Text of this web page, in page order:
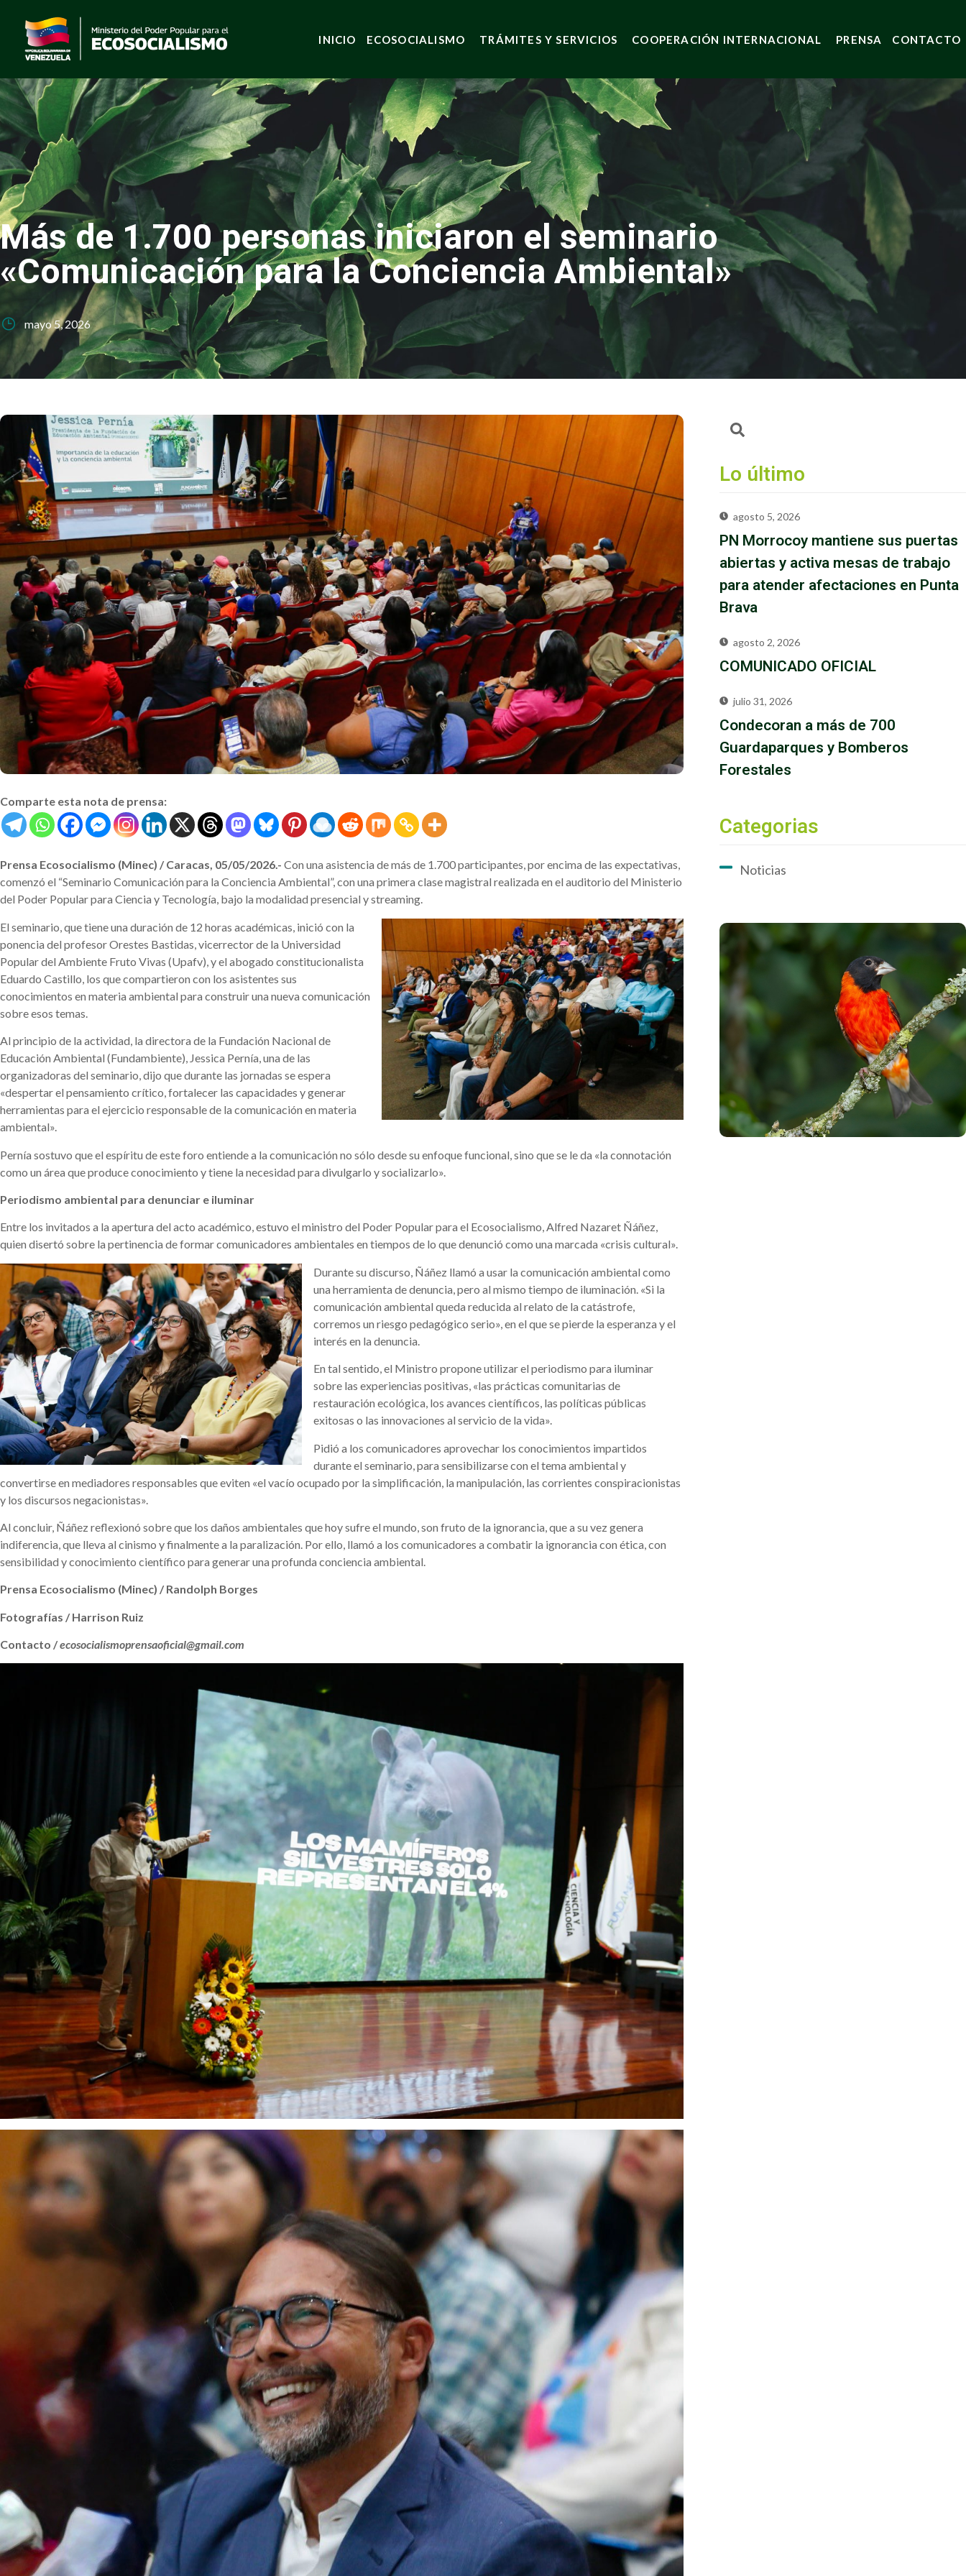
INICIO ECOSOCIALISMO TRÁMITES Y SERVICIOS COOPERACIÓN INTERNACIONAL PRENSA CONTACTO
Más de 1.700 personas iniciaron el seminario
«Comunicación para la Conciencia Ambiental»
mayo 5, 2026
Comparte esta nota de prensa:
Prensa Ecosocialismo (Minec) / Caracas, 05/05/2026.- Con una asistencia de más de 1.700 participantes, por encima de las expectativas,
comenzó el “Seminario Comunicación para la Conciencia Ambiental”, con una primera clase magistral realizada en el auditorio del Ministerio
del Poder Popular para Ciencia y Tecnología, bajo la modalidad presencial y streaming.
El seminario, que tiene una duración de 12 horas académicas, inició con la
ponencia del profesor Orestes Bastidas, vicerrector de la Universidad
Popular del Ambiente Fruto Vivas (Upafv), y el abogado constitucionalista
Eduardo Castillo, los que compartieron con los asistentes sus
conocimientos en materia ambiental para construir una nueva comunicación
sobre esos temas.
Al principio de la actividad, la directora de la Fundación Nacional de
Educación Ambiental (Fundambiente), Jessica Pernía, una de las
organizadoras del seminario, dijo que durante las jornadas se espera
«despertar el pensamiento crítico, fortalecer las capacidades y generar
herramientas para el ejercicio responsable de la comunicación en materia
ambiental».
Pernía sostuvo que el espíritu de este foro entiende a la comunicación no sólo desde su enfoque funcional, sino que se le da «la connotación
como un área que produce conocimiento y tiene la necesidad para divulgarlo y socializarlo».
Periodismo ambiental para denunciar e iluminar
Entre los invitados a la apertura del acto académico, estuvo el ministro del Poder Popular para el Ecosocialismo, Alfred Nazaret Ñáñez,
quien disertó sobre la pertinencia de formar comunicadores ambientales en tiempos de lo que denunció como una marcada «crisis cultural».
Durante su discurso, Ñáñez llamó a usar la comunicación ambiental como
una herramienta de denuncia, pero al mismo tiempo de iluminación. «Si la
comunicación ambiental queda reducida al relato de la catástrofe,
corremos un riesgo pedagógico serio», en el que se pierde la esperanza y el
interés en la denuncia.
En tal sentido, el Ministro propone utilizar el periodismo para iluminar
sobre las experiencias positivas, «las prácticas comunitarias de
restauración ecológica, los avances científicos, las políticas públicas
exitosas o las innovaciones al servicio de la vida».
Pidió a los comunicadores aprovechar los conocimientos impartidos
durante el seminario, para sensibilizarse con el tema ambiental y
convertirse en mediadores responsables que eviten «el vacío ocupado por la simplificación, la manipulación, las corrientes conspiracionistas
y los discursos negacionistas».
Al concluir, Ñáñez reflexionó sobre que los daños ambientales que hoy sufre el mundo, son fruto de la ignorancia, que a su vez genera
indiferencia, que lleva al cinismo y finalmente a la paralización. Por ello, llamó a los comunicadores a combatir la ignorancia con ética, con
sensibilidad y conocimiento científico para generar una profunda conciencia ambiental.
Prensa Ecosocialismo (Minec) / Randolph Borges
Fotografías / Harrison Ruiz
Contacto /ecosocialismoprensaoficial@gmail.com
Lo último
agosto 5, 2026
PN Morrocoy mantiene sus puertas
abiertas y activa mesas de trabajo
para atender afectaciones en Punta
Brava
agosto 2, 2026
COMUNICADO OFICIAL
julio 31, 2026
Condecoran a más de 700
Guardaparques y Bomberos
Forestales
Categorias
Noticias
.